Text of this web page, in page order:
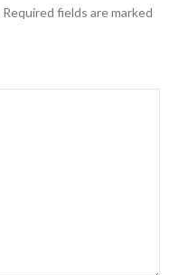
Required fields are marked